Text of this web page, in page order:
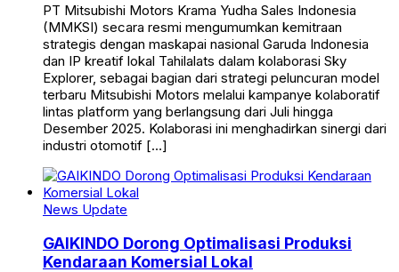
PT Mitsubishi Motors Krama Yudha Sales Indonesia
(MMKSI) secara resmi mengumumkan kemitraan
strategis dengan maskapai nasional Garuda Indonesia
dan IP kreatif lokal Tahilalats dalam kolaborasi Sky
Explorer, sebagai bagian dari strategi peluncuran model
terbaru Mitsubishi Motors melalui kampanye kolaboratif
lintas platform yang berlangsung dari Juli hingga
Desember 2025. Kolaborasi ini menghadirkan sinergi dari
industri otomotif […]
News Update
GAIKINDO Dorong Optimalisasi Produksi
Kendaraan Komersial Lokal